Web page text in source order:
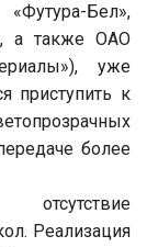
Бел»,
а также ОАО
уже
приступить к
более
Реализация